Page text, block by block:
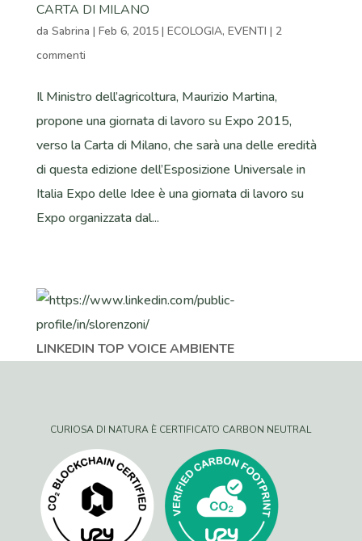
CARTA DI MILANO
da Sabrina | Feb 6, 2015| ECOLOGIA, EVENTI | 2
commenti
Il Ministro dell’agricoltura, Maurizio Martina,
propone una giornata di lavoro su Expo 2015,
verso la Carta di Milano, che sarà una delle eredità
di questa edizione dell’Esposizione Universale in
Italia Expo delle Idee è una giornata di lavoro su
Expo organizzata dal...
LINKEDIN TOP VOICE AMBIENTE
CURIOSA DI NATURA È CERTIFICATO CARBON NEUTRAL